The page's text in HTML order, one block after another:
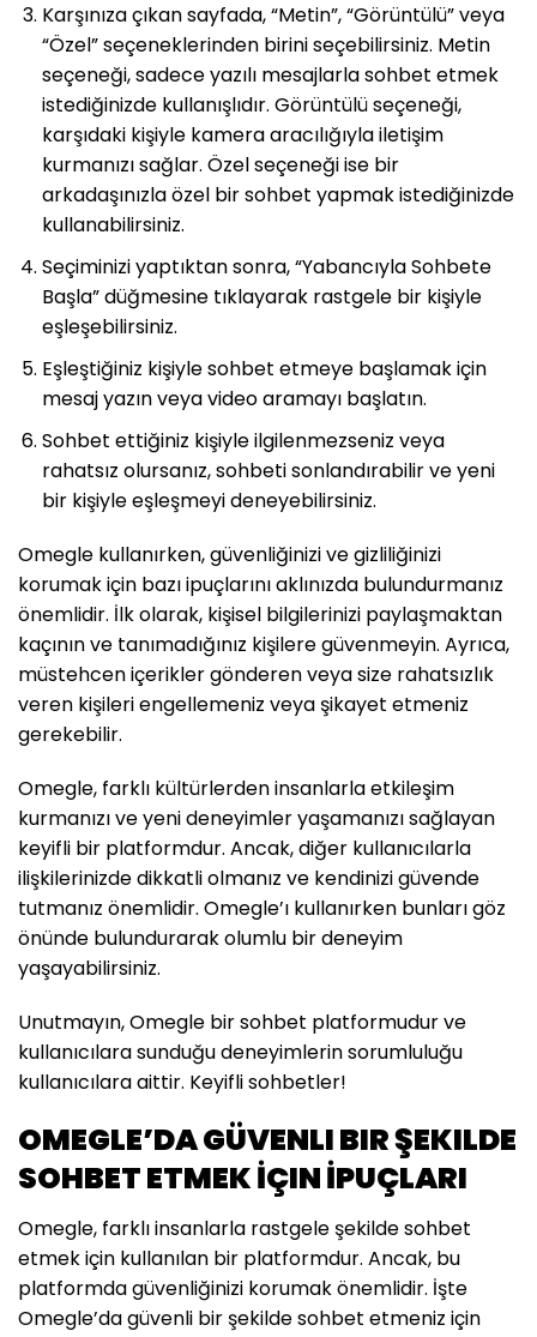
Karşınıza çıkan sayfada, “Metin”, “Görüntülü” veya
“Özel” seçeneklerinden birini seçebilirsiniz. Metin
seçeneği, sadece yazılı mesajlarla sohbet etmek
istediğinizde kullanışlıdır. Görüntülü seçeneği,
karşıdaki kişiyle kamera aracılığıyla iletişim
kurmanızı sağlar. Özel seçeneği ise bir
arkadaşınızla özel bir sohbet yapmak istediğinizde
kullanabilirsiniz.
Seçiminizi yaptıktan sonra, “Yabancıyla Sohbete
Başla” düğmesine tıklayarak rastgele bir kişiyle
eşleşebilirsiniz.
Eşleştiğiniz kişiyle sohbet etmeye başlamak için
mesaj yazın veya video aramayı başlatın.
Sohbet ettiğiniz kişiyle ilgilenmezseniz veya
rahatsız olursanız, sohbeti sonlandırabilir ve yeni
bir kişiyle eşleşmeyi deneyebilirsiniz.
Omegle kullanırken, güvenliğinizi ve gizliliğinizi
korumak için bazı ipuçlarını aklınızda bulundurmanız
önemlidir. İlk olarak, kişisel bilgilerinizi paylaşmaktan
kaçının ve tanımadığınız kişilere güvenmeyin. Ayrıca,
müstehcen içerikler gönderen veya size rahatsızlık
veren kişileri engellemeniz veya şikayet etmeniz
gerekebilir.
Omegle, farklı kültürlerden insanlarla etkileşim
kurmanızı ve yeni deneyimler yaşamanızı sağlayan
keyifli bir platformdur. Ancak, diğer kullanıcılarla
ilişkilerinizde dikkatli olmanız ve kendinizi güvende
tutmanız önemlidir. Omegle’ı kullanırken bunları göz
önünde bulundurarak olumlu bir deneyim
yaşayabilirsiniz.
Unutmayın, Omegle bir sohbet platformudur ve
kullanıcılara sunduğu deneyimlerin sorumluluğu
kullanıcılara aittir. Keyifli sohbetler!
OMEGLE’DA GÜVENLI BIR ŞEKILDE
SOHBET ETMEK İÇIN İPUÇLARI
Omegle, farklı insanlarla rastgele şekilde sohbet
etmek için kullanılan bir platformdur. Ancak, bu
platformda güvenliğinizi korumak önemlidir. İşte
Omegle’da güvenli bir şekilde sohbet etmeniz için